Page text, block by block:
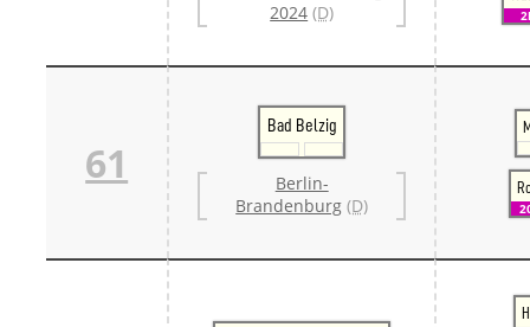
2024 (D)
61
Bad Belzig
Berlin-
Brandenburg (D)